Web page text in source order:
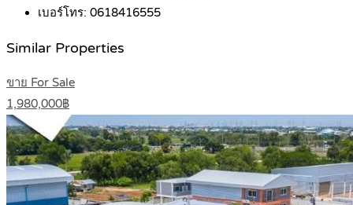
เบอร์โทร: 0618416555
Similar Properties
ขาย For Sale
1,980,000฿